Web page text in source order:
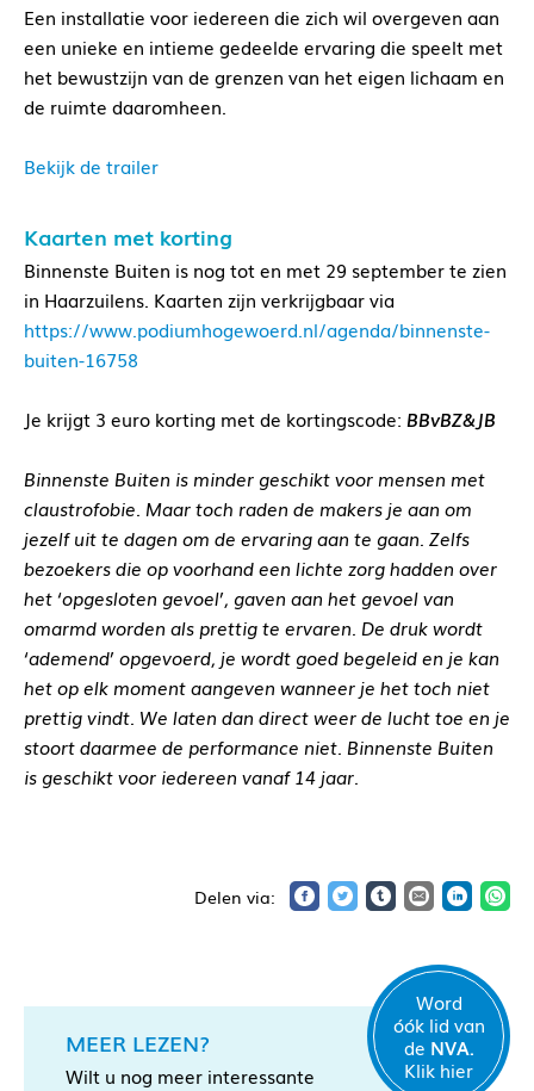
Een installatie voor iedereen die zich wil overgeven aan
een unieke en intieme gedeelde ervaring die speelt met
het bewustzijn van de grenzen van het eigen lichaam en
de ruimte daaromheen.
Bekijk de trailer
Kaarten met korting
Binnenste Buiten is nog tot en met 29 september te zien
in Haarzuilens. Kaarten zijn verkrijgbaar via
https://www.podiumhogewoerd.nl/agenda/binnenste-
buiten-16758
Je krijgt 3 euro korting met de kortingscode: BBvBZ&JB
Binnenste Buiten is minder geschikt voor mensen met
claustrofobie. Maar toch raden de makers je aan om
jezelf uit te dagen om de ervaring aan te gaan. Zelfs
bezoekers die op voorhand een lichte zorg hadden over
het ‘opgesloten gevoel’, gaven aan het gevoel van
omarmd worden als prettig te ervaren. De druk wordt
‘ademend’ opgevoerd, je wordt goed begeleid en je kan
het op elk moment aangeven wanneer je het toch niet
prettig vindt. We laten dan direct weer de lucht toe en je
stoort daarmee de performance niet. Binnenste Buiten
is geschikt voor iedereen vanaf 14 jaar.
MEER LEZEN?
Wilt u nog meer interessante
Word
óók lid van
de NVA.
Klik hier